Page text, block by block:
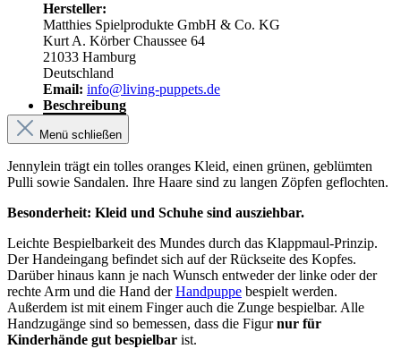
Hersteller:
Matthies Spielprodukte GmbH & Co. KG
Kurt A. Körber Chaussee 64
21033 Hamburg
Deutschland
Email: info@living-puppets.de
Beschreibung
Menü schließen
Jennylein trägt ein tolles oranges Kleid, einen grünen, geblümten
Pulli sowie Sandalen. Ihre Haare sind zu langen Zöpfen geflochten.
Besonderheit: Kleid und Schuhe sind ausziehbar.
Leichte Bespielbarkeit des Mundes durch das Klappmaul-Prinzip.
Der Handeingang befindet sich auf der Rückseite des Kopfes.
Darüber hinaus kann je nach Wunsch entweder der linke oder der
rechte Arm und die Hand derHandpuppe bespielt werden.
Außerdem ist mit einem Finger auch die Zunge bespielbar. Alle
Handzugänge sind so bemessen, dass die Figurnur für
Kinderhände gut bespielbar ist.